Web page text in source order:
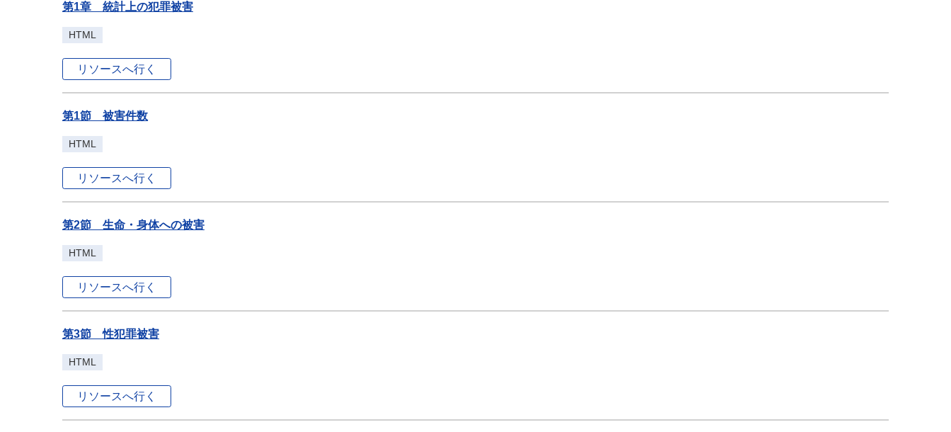
第1章 統計上の犯罪被害
HTML
リソースへ行く
第1節 被害件数
HTML
リソースへ行く
第2節 生命・身体への被害
HTML
リソースへ行く
第3節 性犯罪被害
HTML
リソースへ行く